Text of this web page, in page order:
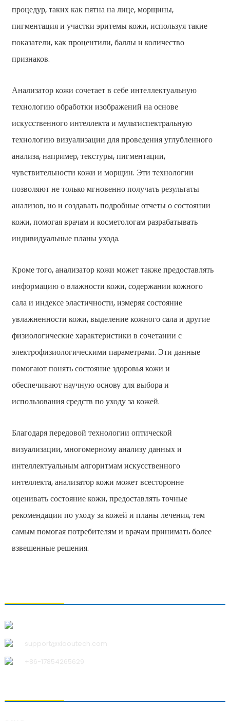
процедур, таких как пятна на лице, морщины,
пигментация и участки эритемы кожи, используя такие
показатели, как процентили, баллы и количество
признаков.
Анализатор кожи сочетает в себе интеллектуальную
технологию обработки изображений на основе
искусственного интеллекта и мультиспектральную
технологию визуализации для проведения углубленного
анализа, например, текстуры, пигментации,
чувствительности кожи и морщин. Эти технологии
позволяют не только мгновенно получать результаты
анализов, но и создавать подробные отчеты о состоянии
кожи, помогая врачам и косметологам разрабатывать
индивидуальные планы ухода.
Кроме того, анализатор кожи может также предоставлять
информацию о влажности кожи, содержании кожного
сала и индексе эластичности, измеряя состояние
увлажненности кожи, выделение кожного сала и другие
физиологические характеристики в сочетании с
электрофизиологическими параметрами. Эти данные
помогают понять состояние здоровья кожи и
обеспечивают научную основу для выбора и
использования средств по уходу за кожей.
Благодаря передовой технологии оптической
визуализации, многомерному анализу данных и
интеллектуальным алгоритмам искусственного
интеллекта, анализатор кожи может всесторонне
оценивать состояние кожи, предоставлять точные
рекомендации по уходу за кожей и планы лечения, тем
самым помогая потребителям и врачам принимать более
взвешенные решения.
support@xiaoutech.com
+86-17854265629